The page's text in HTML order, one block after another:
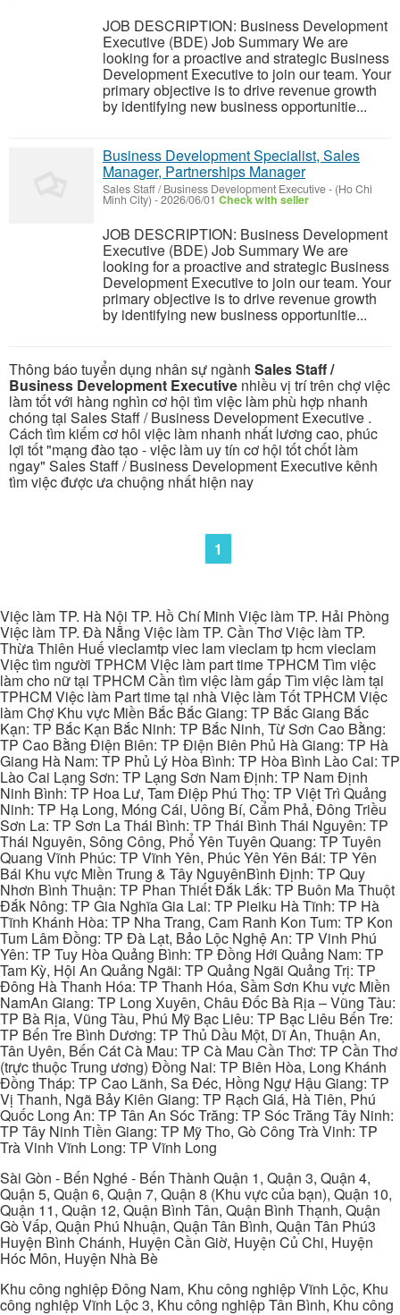
JOB DESCRIPTION: Business Development
Executive (BDE) Job Summary We are
looking for a proactive and strategic Business
Development Executive to join our team. Your
primary objective is to drive revenue growth
by identifying new business opportunitie...
Business Development Specialist, Sales
Manager, Partnerships Manager
Sales Staff / Business Development Executive- (Ho Chi
Minh City) -2026/06/01 Check with seller
JOB DESCRIPTION: Business Development
Executive (BDE) Job Summary We are
looking for a proactive and strategic Business
Development Executive to join our team. Your
primary objective is to drive revenue growth
by identifying new business opportunitie...
Thông báo tuyển dụng nhân sự ngành Sales Staff /
Business Development Executive nhiều vị trí trên chợ việc
làm tốt với hàng nghìn cơ hội tìm việc làm phù hợp nhanh
chóng tại Sales Staff / Business Development Executive .
Cách tìm kiếm cơ hôi việc làm nhanh nhất lương cao, phúc
lợi tốt "mạng đào tạo - việc làm uy tín cơ hội tốt chốt làm
ngay" Sales Staff / Business Development Executive kênh
tìm việc được ưa chuộng nhất hiện nay
1
Việc làm TP. Hà Nội TP. Hồ Chí Minh Việc làm TP. Hải Phòng
Việc làm TP. Đà Nẵng Việc làm TP. Cần Thơ Việc làm TP.
Thừa Thiên Huế vieclamtp viec lam vieclam tp hcm vieclam
Việc tìm người TPHCM Việc làm part time TPHCM Tìm việc
làm cho nữ tại TPHCM Cần tìm việc làm gấp Tìm việc làm tại
TPHCM Việc làm Part time tại nhà Việc làm Tốt TPHCM Việc
làm Chợ Khu vực Miền Bắc Bắc Giang: TP Bắc Giang Bắc
Kạn: TP Bắc Kạn Bắc Ninh: TP Bắc Ninh, Từ Sơn Cao Bằng:
TP Cao Bằng Điện Biên: TP Điện Biên Phủ Hà Giang: TP Hà
Giang Hà Nam: TP Phủ Lý Hòa Bình: TP Hòa Bình Lào Cai: TP
Lào Cai Lạng Sơn: TP Lạng Sơn Nam Định: TP Nam Định
Ninh Bình: TP Hoa Lư, Tam Điệp Phú Thọ: TP Việt Trì Quảng
Ninh: TP Hạ Long, Móng Cái, Uông Bí, Cẩm Phả, Đông Triều
Sơn La: TP Sơn La Thái Bình: TP Thái Bình Thái Nguyên: TP
Thái Nguyên, Sông Công, Phổ Yên Tuyên Quang: TP Tuyên
Quang Vĩnh Phúc: TP Vĩnh Yên, Phúc Yên Yên Bái: TP Yên
Bái Khu vực Miền Trung & Tây NguyênBình Định: TP Quy
Nhơn Bình Thuận: TP Phan Thiết Đắk Lắk: TP Buôn Ma Thuột
Đắk Nông: TP Gia Nghĩa Gia Lai: TP Pleiku Hà Tĩnh: TP Hà
Tĩnh Khánh Hòa: TP Nha Trang, Cam Ranh Kon Tum: TP Kon
Tum Lâm Đồng: TP Đà Lạt, Bảo Lộc Nghệ An: TP Vinh Phú
Yên: TP Tuy Hòa Quảng Bình: TP Đồng Hới Quảng Nam: TP
Tam Kỳ, Hội An Quảng Ngãi: TP Quảng Ngãi Quảng Trị: TP
Đông Hà Thanh Hóa: TP Thanh Hóa, Sầm Sơn Khu vực Miền
NamAn Giang: TP Long Xuyên, Châu Đốc Bà Rịa – Vũng Tàu:
TP Bà Rịa, Vũng Tàu, Phú Mỹ Bạc Liêu: TP Bạc Liêu Bến Tre:
TP Bến Tre Bình Dương: TP Thủ Dầu Một, Dĩ An, Thuận An,
Tân Uyên, Bến Cát Cà Mau: TP Cà Mau Cần Thơ: TP Cần Thơ
(trực thuộc Trung ương) Đồng Nai: TP Biên Hòa, Long Khánh
Đồng Tháp: TP Cao Lãnh, Sa Đéc, Hồng Ngự Hậu Giang: TP
Vị Thanh, Ngã Bảy Kiên Giang: TP Rạch Giá, Hà Tiên, Phú
Quốc Long An: TP Tân An Sóc Trăng: TP Sóc Trăng Tây Ninh:
TP Tây Ninh Tiền Giang: TP Mỹ Tho, Gò Công Trà Vinh: TP
Trà Vinh Vĩnh Long: TP Vĩnh Long
Sài Gòn - Bến Nghé - Bến Thành Quận 1, Quận 3, Quận 4,
Quận 5, Quận 6, Quận 7, Quận 8 (Khu vực của bạn), Quận 10,
Quận 11, Quận 12, Quận Bình Tân, Quận Bình Thạnh, Quận
Gò Vấp, Quận Phú Nhuận, Quận Tân Bình, Quận Tân Phú3
Huyện Bình Chánh, Huyện Cần Giờ, Huyện Củ Chi, Huyện
Hóc Môn, Huyện Nhà Bè
Khu công nghiệp Đông Nam, Khu công nghiệp Vĩnh Lộc, Khu
công nghiệp Vĩnh Lộc 3, Khu công nghiệp Tân Bình, Khu công